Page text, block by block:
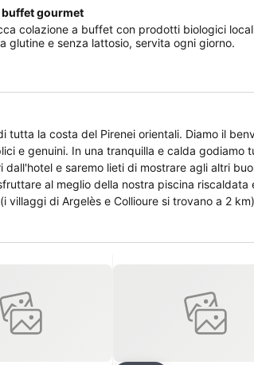
buffet gourmet
colazione a buffet con prodotti biologici
glutine e senza lattosio, servita ogni giorno.
Pirenei orientali. Diamo il benvenuto a
e genuini. In una tranquilla e calda godiamo
al meglio della nostra piscina riscaldata
bella regione (villaggi, abbazie, musei,